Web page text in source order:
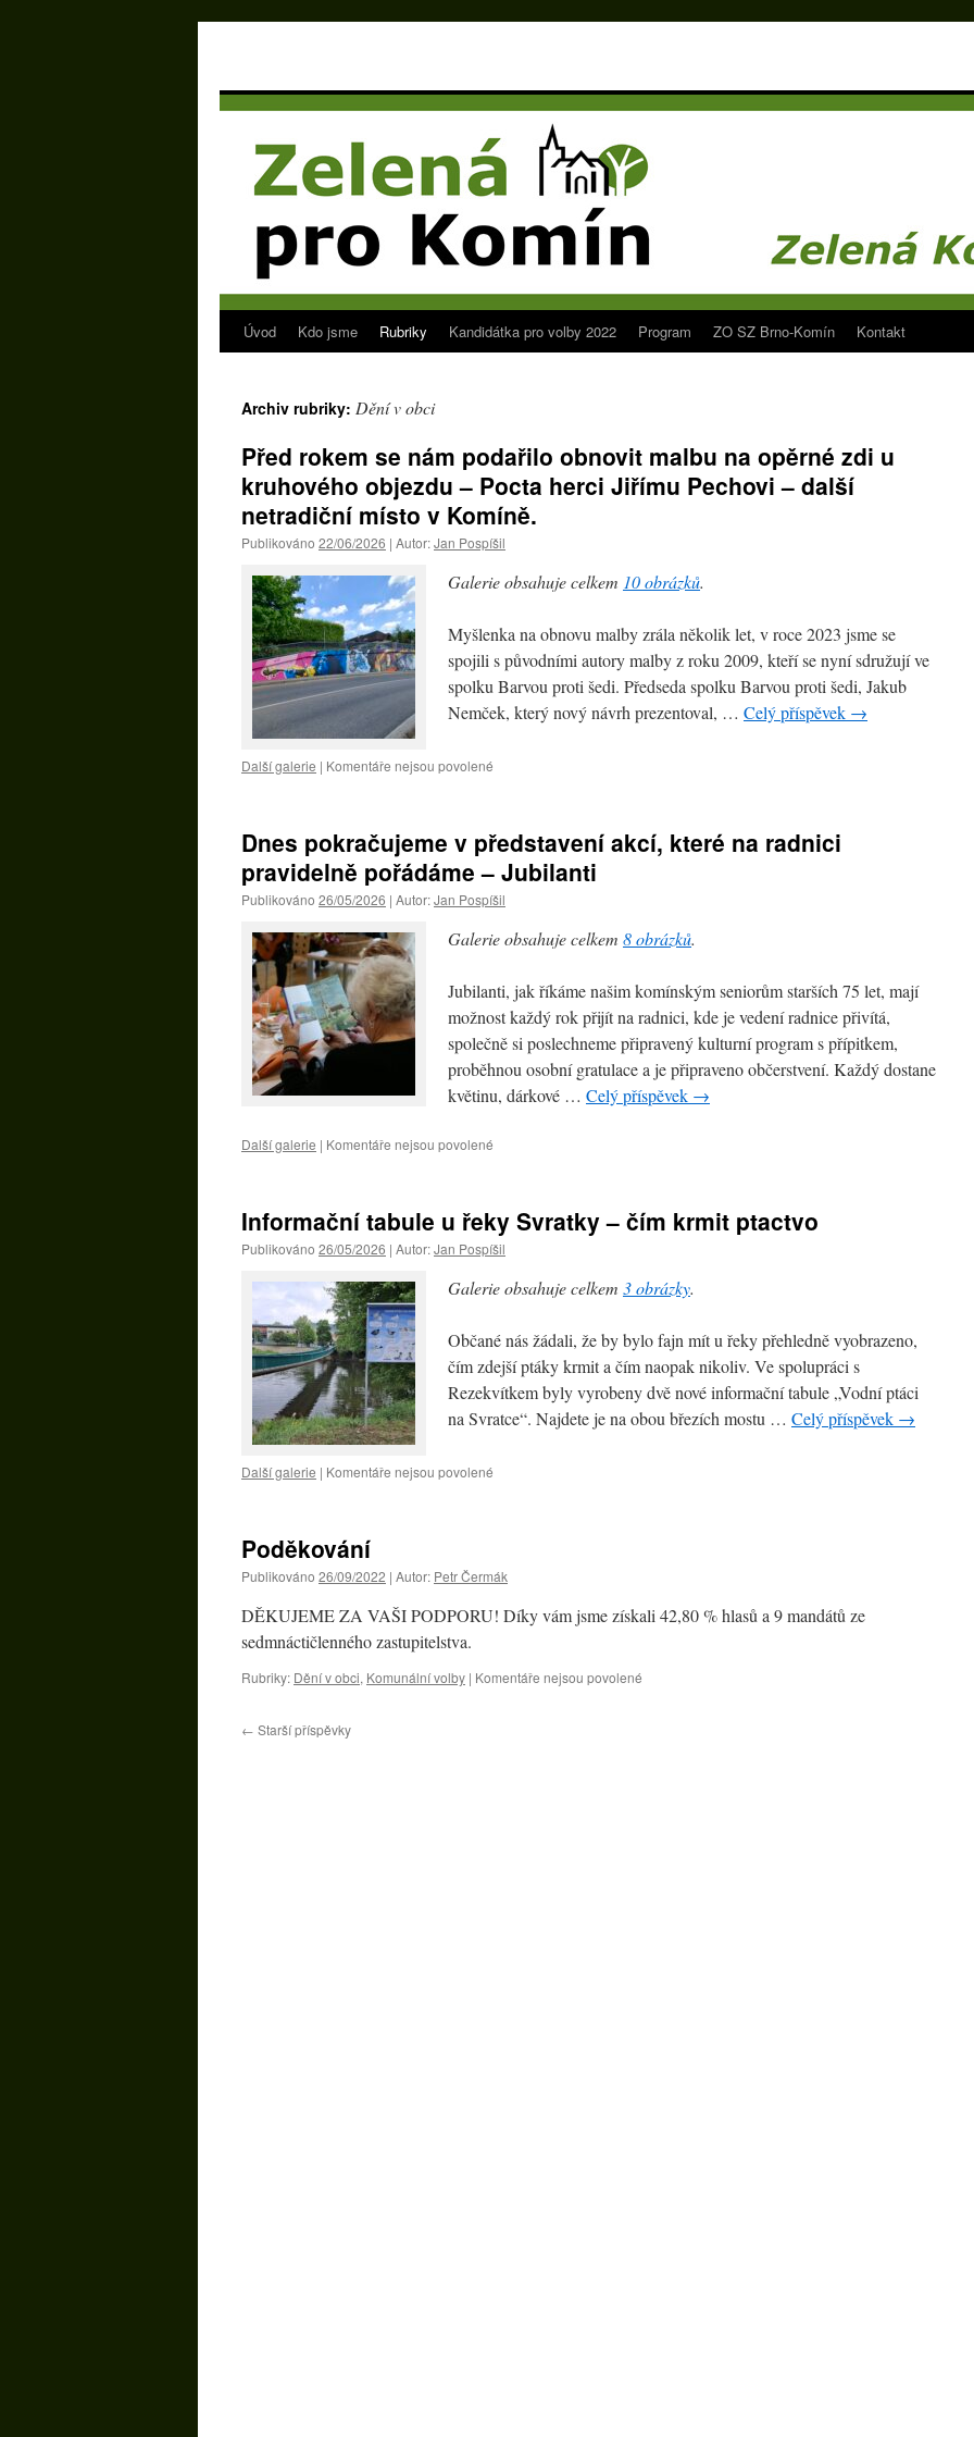
Přejít
obsahu
webu
Úvod Kdo jsme Rubriky Kandidátka pro volby 2022 Program ZO SZ Brno-Komín Kontakt
Archiv rubriky: Dění v obci
Před rokem se nám podařilo obnovit malbu na opěrné zdi u
kruhového objezdu – Pocta herci Jiřímu Pechovi – další
netradiční místo v Komíně.
Publikováno 22/06/2026 | Autor:Jan Pospíšil
Galerie obsahuje celkem 10 obrázků.
Myšlenka na obnovu malby zrála několik let, v roce 2023 jsme se
spojili s původními autory malby z roku 2009, kteří se nyní sdružují ve
spolku Barvou proti šedi. Předseda spolku Barvou proti šedi, Jakub
Nemček, který nový návrh prezentoval, … Celý příspěvek →
Další galerie | Komentáře nejsou povolené
Před
rokem
se
nám
obnovit
opěrné
zdi
u
kruhového
objezdu
–
další
netradiční
místo
Komíně.
Dnes pokračujeme v představení akcí, které na radnici
pravidelně pořádáme – Jubilanti
Publikováno 26/05/2026 | Autor:Jan Pospíšil
Galerie obsahuje celkem 8 obrázků.
Jubilanti, jak říkáme našim komínským seniorům starších 75 let, mají
možnost každý rok přijít na radnici, kde je vedení radnice přivítá,
společně si poslechneme připravený kulturní program s přípitkem,
proběhnou osobní gratulace a je připraveno občerstvení. Každý dostane
květinu, dárkové … Celý příspěvek →
Další galerie | Komentáře nejsou povolené
Dnes
pokračujeme
v
představení
akcí,
na
radnici
pravidelně
pořádáme
–
Informační tabule u řeky Svratky – čím krmit ptactvo
Publikováno 26/05/2026 | Autor:Jan Pospíšil
Galerie obsahuje celkem 3 obrázky.
Občané nás žádali, že by bylo fajn mít u řeky přehledně vyobrazeno,
čím zdejší ptáky krmit a čím naopak nikoliv. Ve spolupráci s
Rezekvítkem byly vyrobeny dvě nové informační tabule „Vodní ptáci
na Svratce“. Najdete je na obou březích mostu … Celý příspěvek →
Další galerie | Komentáře nejsou povolené
tabule
u
řeky
Svratky
krmit
Poděkování
Publikováno 26/09/2022 | Autor: Petr Čermák
DĚKUJEME ZA VAŠI PODPORU! Díky vám jsme získali 42,80 % hlasů a 9 mandátů ze
sedmnáctičlenného zastupitelstva.
Rubriky: Dění v obci, Komunální volby | Komentáře nejsou povolené
← Starší příspěvky